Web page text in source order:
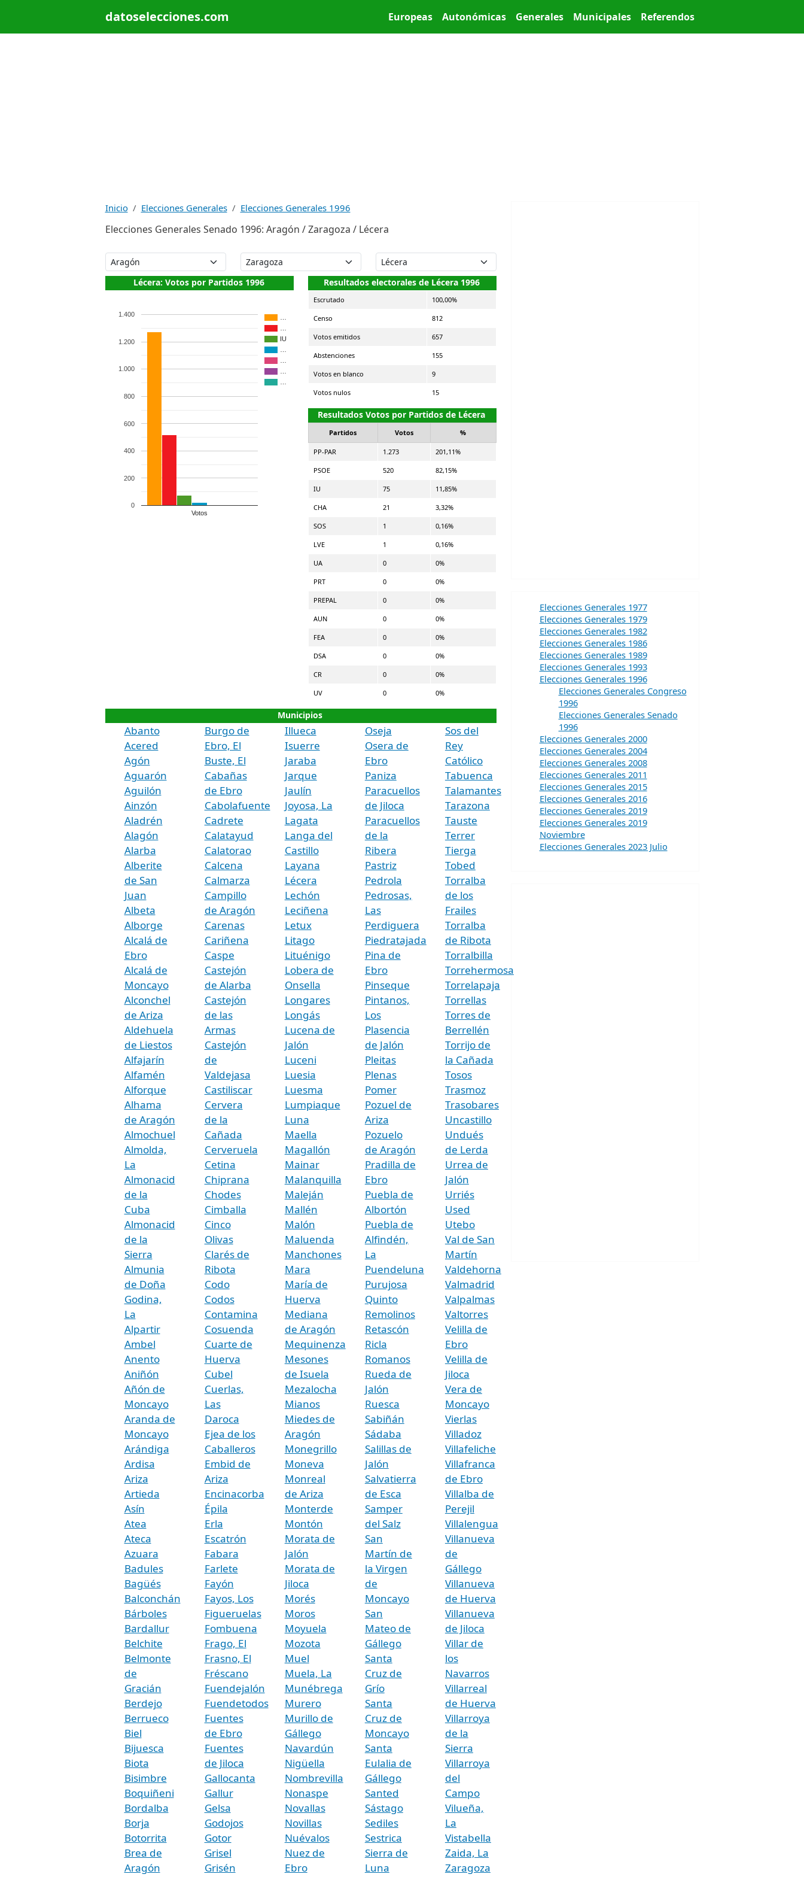
datoselecciones.com Main menu
Europeas Autonómicas Generales Municipales Referendos
Inicio Elecciones Generales Elecciones Generales 1996
Elecciones Generales Senado 1996: Aragón / Zaragoza / Lécera
Lécera: Votos por Partidos 1996
IU
Votos
0
200
400
600
800
1.000
1.200
1.400
Resultados electorales de Lécera 1996
Escrutado 100,00%
Censo 812
Votos emitidos 657
Abstenciones 155
Votos en blanco 9
Votos nulos 15
Resultados Votos por Partidos de Lécera
Partidos Votos %
PP-PAR 1.273 201,11%
PSOE 520 82,15%
IU 75 11,85%
CHA 21 3,32%
SOS 1 0,16%
LVE 1 0,16%
UA 0 0%
PRT 0 0%
PREPAL 0 0%
AUN 0 0%
FEA 0 0%
DSA 0 0%
CR 0 0%
UV 0 0%
Municipios
Abanto
Acered
Agón
Aguarón
Aguilón
Ainzón
Aladrén
Alagón
Alarba
Alberite
de San
Juan
Albeta
Alborge
Alcalá de
Ebro
Alcalá de
Moncayo
Alconchel
de Ariza
Aldehuela
de Liestos
Alfajarín
Alfamén
Alforque
Alhama
de Aragón
Almochuel
Almolda,
La
Almonacid
de la
Cuba
Almonacid
de la
Sierra
Almunia
de Doña
Godina,
La
Alpartir
Ambel
Anento
Aniñón
Añón de
Moncayo
Aranda de
Moncayo
Arándiga
Ardisa
Ariza
Artieda
Asín
Atea
Ateca
Azuara
Badules
Bagüés
Balconchán
Bárboles
Bardallur
Belchite
Belmonte
de
Gracián
Berdejo
Berrueco
Biel
Bijuesca
Biota
Bisimbre
Boquiñeni
Bordalba
Borja
Botorrita
Brea de
Aragón
Burgo de
Ebro, El
Buste, El
Cabañas
de Ebro
Cabolafuente
Cadrete
Calatayud
Calatorao
Calcena
Calmarza
Campillo
de Aragón
Carenas
Cariñena
Caspe
Castejón
de Alarba
Castejón
de las
Armas
Castejón
de
Valdejasa
Castiliscar
Cervera
de la
Cañada
Cerveruela
Cetina
Chiprana
Chodes
Cimballa
Cinco
Olivas
Clarés de
Ribota
Codo
Codos
Contamina
Cosuenda
Cuarte de
Huerva
Cubel
Cuerlas,
Las
Daroca
Ejea de los
Caballeros
Embid de
Ariza
Encinacorba
Épila
Erla
Escatrón
Fabara
Farlete
Fayón
Fayos, Los
Figueruelas
Fombuena
Frago, El
Frasno, El
Fréscano
Fuendejalón
Fuendetodos
Fuentes
de Ebro
Fuentes
de Jiloca
Gallocanta
Gallur
Gelsa
Godojos
Gotor
Grisel
Grisén
Illueca
Isuerre
Jaraba
Jarque
Jaulín
Joyosa, La
Lagata
Langa del
Castillo
Layana
Lécera
Lechón
Leciñena
Letux
Litago
Lituénigo
Lobera de
Onsella
Longares
Longás
Lucena de
Jalón
Luceni
Luesia
Luesma
Lumpiaque
Luna
Maella
Magallón
Mainar
Malanquilla
Maleján
Mallén
Malón
Maluenda
Manchones
Mara
María de
Huerva
Mediana
de Aragón
Mequinenza
Mesones
de Isuela
Mezalocha
Mianos
Miedes de
Aragón
Monegrillo
Moneva
Monreal
de Ariza
Monterde
Montón
Morata de
Jalón
Morata de
Jiloca
Morés
Moros
Moyuela
Mozota
Muel
Muela, La
Munébrega
Murero
Murillo de
Gállego
Navardún
Nigüella
Nombrevilla
Nonaspe
Novallas
Novillas
Nuévalos
Nuez de
Ebro
Oseja
Osera de
Ebro
Paniza
Paracuellos
de Jiloca
Paracuellos
de la
Ribera
Pastriz
Pedrola
Pedrosas,
Las
Perdiguera
Piedratajada
Pina de
Ebro
Pinseque
Pintanos,
Los
Plasencia
de Jalón
Pleitas
Plenas
Pomer
Pozuel de
Ariza
Pozuelo
de Aragón
Pradilla de
Ebro
Puebla de
Albortón
Puebla de
Alfindén,
La
Puendeluna
Purujosa
Quinto
Remolinos
Retascón
Ricla
Romanos
Rueda de
Jalón
Ruesca
Sabiñán
Sádaba
Salillas de
Jalón
Salvatierra
de Esca
Samper
del Salz
San
Martín de
la Virgen
de
Moncayo
San
Mateo de
Gállego
Santa
Cruz de
Grío
Santa
Cruz de
Moncayo
Santa
Eulalia de
Gállego
Santed
Sástago
Sediles
Sestrica
Sierra de
Luna
Sos del
Rey
Católico
Tabuenca
Talamantes
Tarazona
Tauste
Terrer
Tierga
Tobed
Torralba
de los
Frailes
Torralba
de Ribota
Torralbilla
Torrehermosa
Torrelapaja
Torrellas
Torres de
Berrellén
Torrijo de
la Cañada
Tosos
Trasmoz
Trasobares
Uncastillo
Undués
de Lerda
Urrea de
Jalón
Urriés
Used
Utebo
Val de San
Martín
Valdehorna
Valmadrid
Valpalmas
Valtorres
Velilla de
Ebro
Velilla de
Jiloca
Vera de
Moncayo
Vierlas
Villadoz
Villafeliche
Villafranca
de Ebro
Villalba de
Perejil
Villalengua
Villanueva
de
Gállego
Villanueva
de Huerva
Villanueva
de Jiloca
Villar de
los
Navarros
Villarreal
de Huerva
Villarroya
de la
Sierra
Villarroya
del
Campo
Vilueña,
La
Vistabella
Zaida, La
Zaragoza
Elecciones Generales 1977
Elecciones Generales 1979
Elecciones Generales 1982
Elecciones Generales 1986
Elecciones Generales 1989
Elecciones Generales 1993
Elecciones Generales 1996
Elecciones Generales Congreso
1996
Elecciones Generales Senado
1996
Elecciones Generales 2000
Elecciones Generales 2004
Elecciones Generales 2008
Elecciones Generales 2011
Elecciones Generales 2015
Elecciones Generales 2016
Elecciones Generales 2019
Elecciones Generales 2019
Noviembre
Elecciones Generales 2023 Julio